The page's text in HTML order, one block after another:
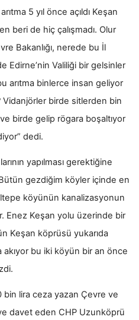
5 yıl önce açıldı Keşan
beri de hiç çalışmadı. Olur
Bakanlığı, nerede bu İl
Edirne’nin Valiliği bir gelsinler
arıtma binlerce insan geliyor
Vidanjörler birde sitlerden bin
birde gelip rögara boşaltıyor
dedi.
yapılması gerektiğine
gezdiğim köyler içinde en
köyünün kanalizasyonun
Enez Keşan yolu üzerinde bir
Keşan köprüsü yukarıda
akıyor bu iki köyün bir an önce
lira ceza yazan Çevre ve
davet eden CHP Uzunköprü